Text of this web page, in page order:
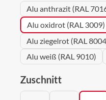
Alu anthrazit (RAL
Alu oxidrot (RAL 3009)
Alu ziegelrot (RAL
Alu weiß (RAL 9010)
Zuschnitt